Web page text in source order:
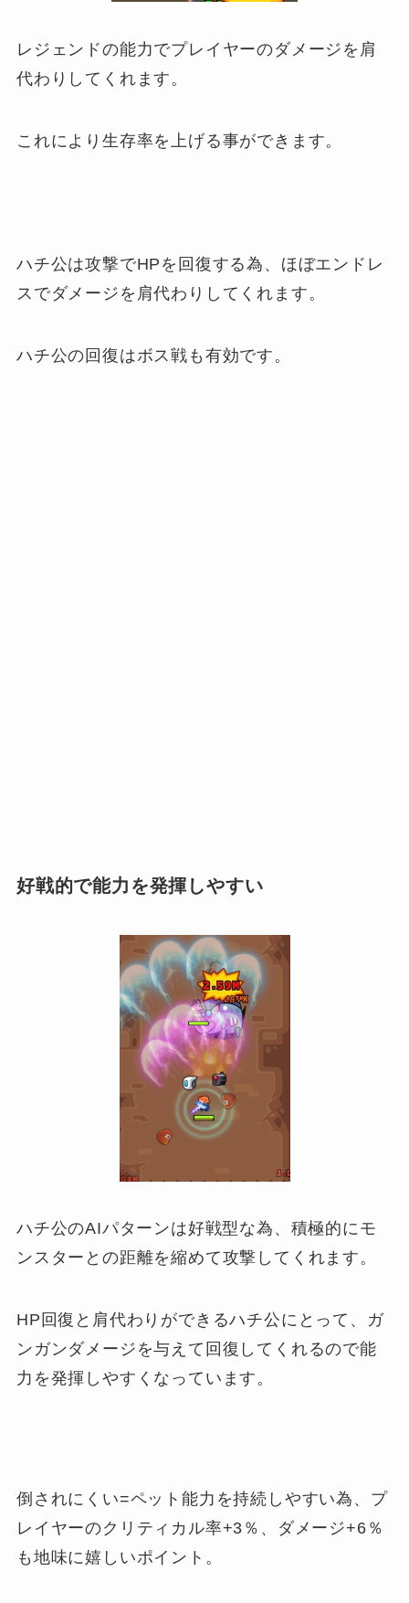
レジェンドの能力でプレイヤーのダメージを肩
代わりしてくれます。
これにより生存率を上げる事ができます。
ハチ公は攻撃でHPを回復する為、ほぼエンドレ
スでダメージを肩代わりしてくれます。
ハチ公の回復はボス戦も有効です。
好戦的で能力を発揮しやすい
ハチ公のAIパターンは好戦型な為、積極的にモ
ンスターとの距離を縮めて攻撃してくれます。
HP回復と肩代わりができるハチ公にとって、ガ
ンガンダメージを与えて回復してくれるので能
力を発揮しやすくなっています。
倒されにくい=ペット能力を持続しやすい為、プ
レイヤーのクリティカル率+3％、ダメージ+6％
も地味に嬉しいポイント。